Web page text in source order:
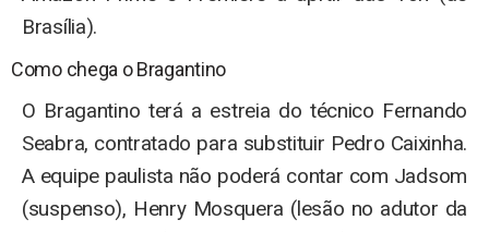
Brasília).
Como chega o Bragantino
O Bragantino terá a estreia do técnico Fernando
Seabra, contratado para substituir Pedro Caixinha.
A equipe paulista não poderá contar com Jadsom
(suspenso), Henry Mosquera (lesão no adutor da